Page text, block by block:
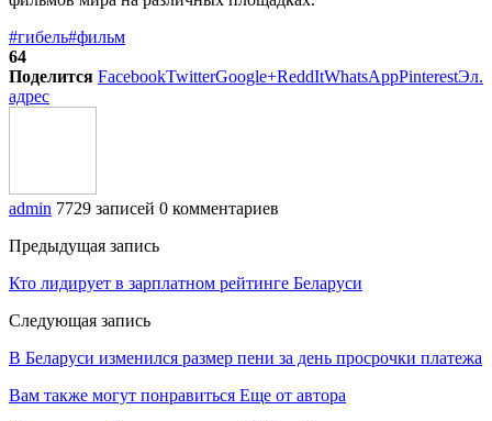
#гибель#фильм
64
Поделится FacebookTwitterGoogle+ReddItWhatsAppPinterestЭл.
адрес
admin 7729 записей 0 комментариев
Предыдущая запись
Кто лидирует в зарплатном рейтинге Беларуси
Следующая запись
В Беларуси изменился размер пени за день просрочки платежа
Вам также могут понравиться Еще от автора